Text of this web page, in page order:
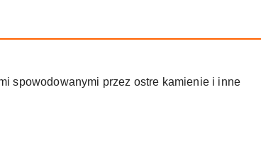
spowodowanymi przez ostre kamienie i inne